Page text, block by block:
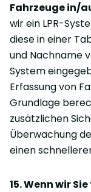
Fahrzeuge in/
wir ein LPR-
diese in einer
und Nachname
System
Erfassung von
Grundlage
zusätzlichen
Überwachung
einen
15. Wenn wir